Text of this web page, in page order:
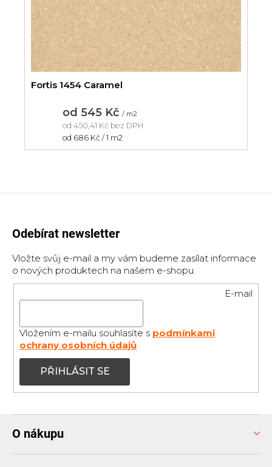
Fortis 1454 Caramel
od 545 Kč / m2
od 450,41 Kč bez DPH
Měrná
od 686 Kč / 1 m2
Odebírat newsletter
Vložte svůj e-mail a my vám budeme zasílat informace
o nových produktech na našem e-shopu.
E-mail
Vložením e-mailu souhlasíte s podmínkami
ochrany osobních údajů
PŘIHLÁSIT SE
O nákupu